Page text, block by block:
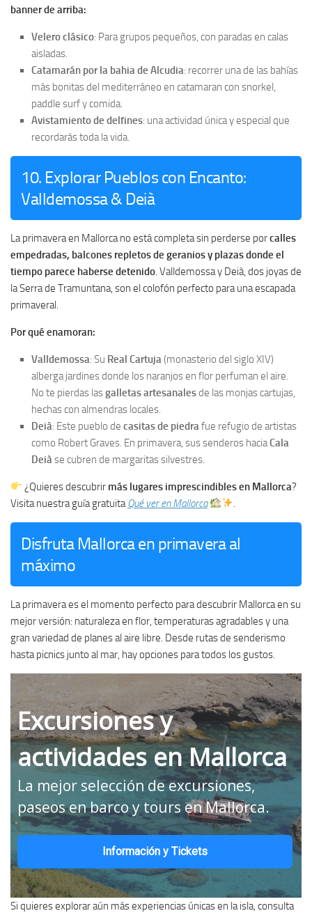
banner de arriba:
Velero clásico: Para grupos pequeños, con paradas en calas
aisladas.
Catamarán por la bahia de Alcudia: recorrer una de las bahías
más bonitas del mediterráneo en catamaran con snorkel,
paddle surf y comida.
Avistamiento de delfines: una actividad única y especial que
recordarás toda la vida.
10. Explorar Pueblos con Encanto:
Valldemossa & Deià
La primavera en Mallorca no está completa sin perderse porcalles
empedradas, balcones repletos de geranios y plazas donde el
tiempo parece haberse detenido . Valldemossa y Deià, dos joyas de
la Serra de Tramuntana, son el colofón perfecto para una escapada
primaveral.
Por qué enamoran:
Valldemossa: Su Real Cartuja (monasterio del siglo XIV)
alberga jardines donde los naranjos en flor perfuman el aire.
No te pierdas lasgalletas artesanalesde las monjas cartujas,
hechas con almendras locales.
Deià: Este pueblo de casitas de piedra fue refugio de artistas
como Robert Graves. En primavera, sus senderos haciaCala
Deià se cubren de margaritas silvestres.
¿Quieres descubrir más lugares imprescindibles en Mallorca?
Visita nuestra guía gratuita Qué ver en Mallorca
Disfruta Mallorca en primavera al
máximo
La primavera es el momento perfecto para descubrir Mallorca en su
mejor versión: naturaleza en flor, temperaturas agradables y una
gran variedad de planes al aire libre. Desde rutas de senderismo
hasta picnics junto al mar, hay opciones para todos los gustos.
Excursiones y
actividades en Mallorca
La mejor selección de excursiones,
paseos en barco y tours en Mallorca.
Información y Tickets
Si quieres explorar aún más experiencias únicas en la isla, consulta